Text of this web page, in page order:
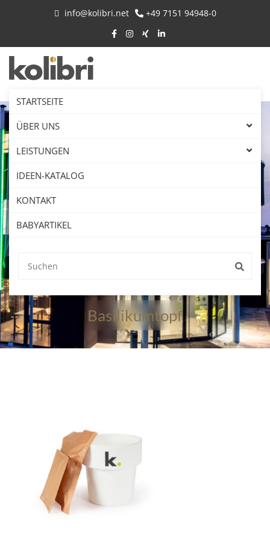
info@kolibri.net +49 7151 94948-0
STARTSEITE
ÜBER UNS
LEISTUNGEN
IDEEN-KATALOG
KONTAKT
BABYARTIKEL
Basilikumtopf